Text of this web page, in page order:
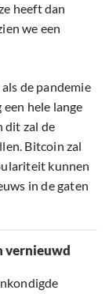
heeft dan
we een
de pandemie
hele lange
dit zal de
Bitcoin zal
kunnen
in de gaten
vernieuwd